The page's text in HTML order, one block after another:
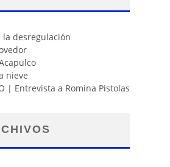
desregulación
nieve
| Entrevista a Romina Pistolas